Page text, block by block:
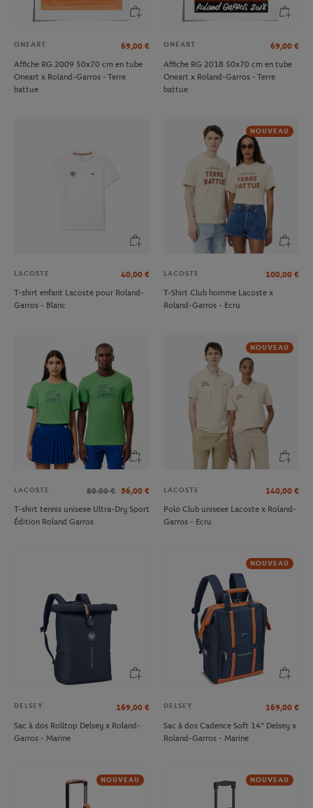
ONEART 69,00 €
Affiche RG 2009 50x70 cm en tube
Oneart x Roland-Garros - Terre
battue
ONEART 69,00 €
Affiche RG 2018 50x70 cm en tube
Oneart x Roland-Garros - Terre
battue
LACOSTE 40,00 €
T-shirt enfant Lacoste pour Roland-
Garros - Blanc
NOUVEAU
LACOSTE 100,00 €
T-Shirt Club homme Lacoste x
Roland-Garros - Ecru
LACOSTE 80.00 € 56,00 €
T-shirt tennis unisexe Ultra-Dry Sport
Édition Roland Garros
NOUVEAU
LACOSTE 140,00 €
Polo Club unisexe Lacoste x Roland-
Garros - Ecru
DELSEY 169,00 €
Sac à dos Rolltop Delsey x Roland-
Garros - Marine
NOUVEAU
DELSEY 169,00 €
Sac à dos Cadence Soft 14" Delsey x
Roland-Garros - Marine
NOUVEAU NOUVEAU